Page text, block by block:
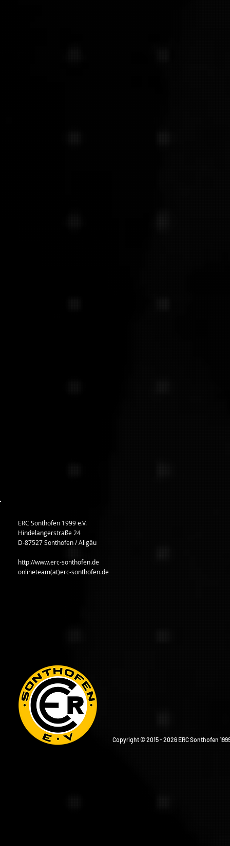
ERC Sonthofen 1999 e.V.
Hindelangerstraße 24
D-87527 Sonthofen / Allgäu
http://www.erc-sonthofen.de
onlineteam(at)erc-sonthofen.de
Copyright © 2015 - 2026 ERC Sonthofen